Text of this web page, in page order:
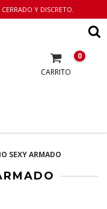
Y DISCRETO.
CARRITO
0
SEXY ARMADO